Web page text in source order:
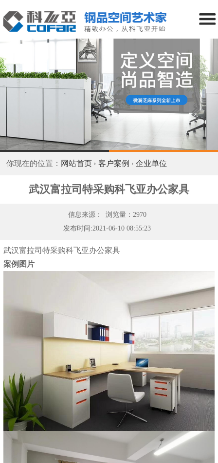
你现在的位置： 网站首页 客户案例 企业单位
武汉富拉司特采购科飞亚办公家具
信息来源：
浏览量：2970
发布时间:2021-06-10 08:55:23
武汉富拉司特采购科飞亚办公家具
案例图片